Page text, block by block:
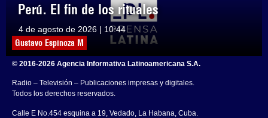
Perú. El fin de los rituales
4 de agosto de 2026 | 10:44
Gustavo Espinoza M
© 2016-2026 Agencia Informativa Latinoamericana S.A.
Radio – Televisión – Publicaciones impresas y digitales.
Todos los derechos reservados.
Calle E No.454 esquina a 19, Vedado, La Habana, Cuba.